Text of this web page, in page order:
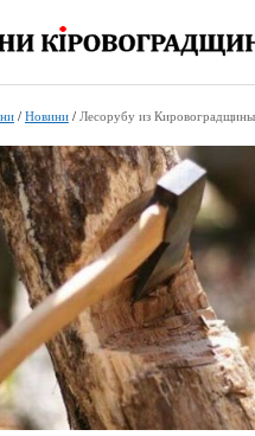
/ Новини/ Лесорубу из